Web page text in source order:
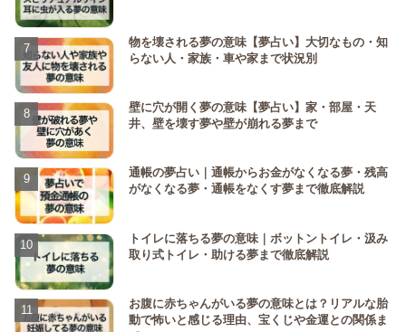
物を壊される夢の意味【夢占い】大切なもの・知
らない人・家族・車や家まで状況別
壁に穴が開く夢の意味【夢占い】家・部屋・天
井、壁を壊す夢や壁が崩れる夢まで
通帳の夢占い｜通帳からお金がなくなる夢・残高
がなくなる夢・通帳をなくす夢まで徹底解説
トイレに落ちる夢の意味｜ボットントイレ・汲み
取り式トイレ・助ける夢まで徹底解説
お腹に赤ちゃんがいる夢の意味とは？リアルな胎
動で怖いと感じる理由、宝くじや金運との関係ま